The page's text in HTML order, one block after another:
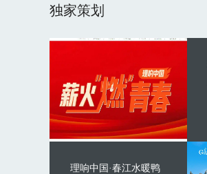
独家策划
理响中国·春江水暖鸭